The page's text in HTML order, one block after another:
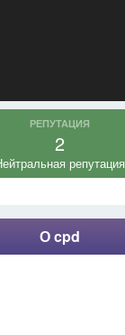
РЕПУТАЦИЯ
2
репутация
О cpd